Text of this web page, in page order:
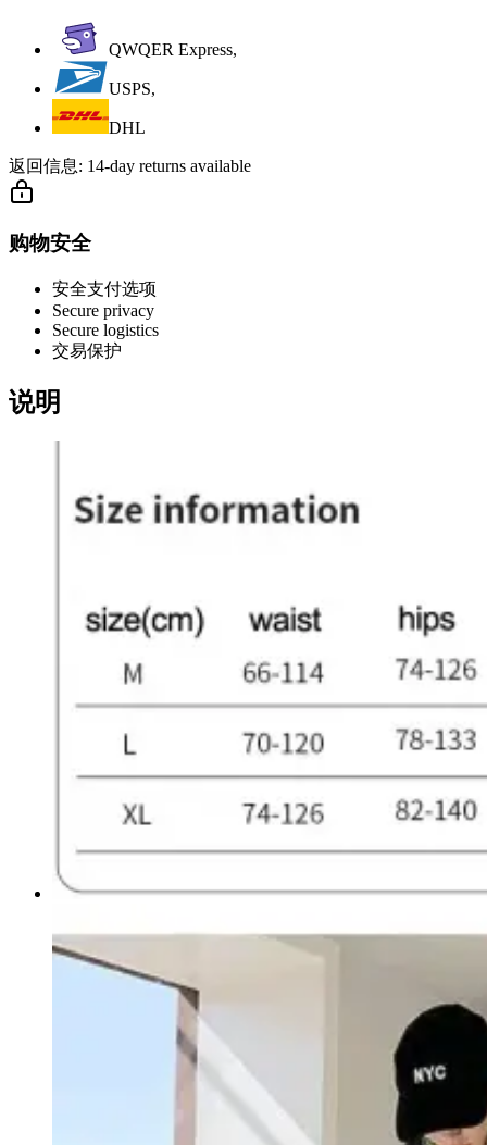
QWQER Express,
USPS,
DHL
返回信息: 14-day returns available
购物安全
安全支付选项
Secure privacy
Secure logistics
交易保护
说明